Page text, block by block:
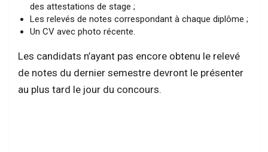
des attestations de stage ;
Les relevés de notes correspondant à chaque diplôme ;
Un CV avec photo récente.
Les candidats n’ayant pas encore obtenu le relevé
de notes du dernier semestre devront le présenter
au plus tard le jour du concours.